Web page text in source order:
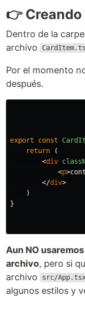
👉
Dentro de la
archivo
Por el momento
después.
export const
return
(
<div
<p>
</div>
)
}
Aun NO
archivo, pero si
archivo
src/
algunos estilos y